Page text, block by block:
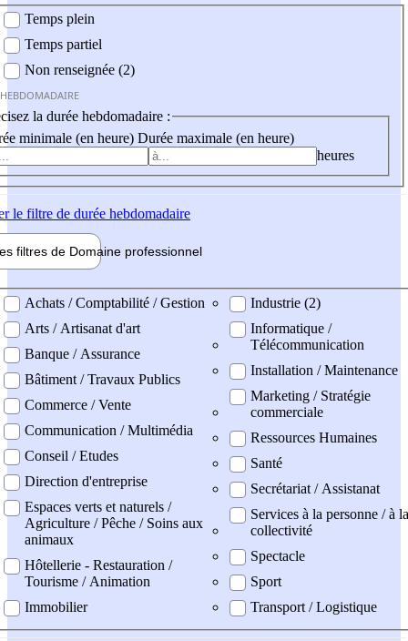
Temps plein
Temps partiel
Non renseignée (2)
la durée hebdomadaire :
minimale (en heure) Durée maximale (en heure)
heures
le filtre de durée hebdomadaire
filtres de Domaine professionnel
professionel
Achats / Comptabilité / Gestion
Arts / Artisanat d'art
Banque / Assurance
Bâtiment / Travaux Publics
Commerce / Vente
Communication / Multimédia
Conseil / Etudes
Direction d'entreprise
Espaces verts et naturels /
Agriculture / Pêche / Soins aux
animaux
Hôtellerie - Restauration /
Tourisme / Animation
Immobilier
Industrie (2)
Informatique /
Télécommunication
Installation / Maintenance
Marketing / Stratégie
commerciale
Ressources Humaines
Santé
Secrétariat / Assistanat
Services à la personne / à la
collectivité
Spectacle
Sport
Transport / Logistique